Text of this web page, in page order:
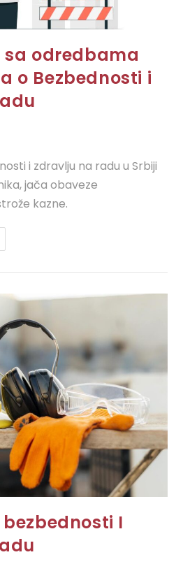
sa odredbama
o Bezbednosti i
i zdravlju na radu u Srbiji
jača obaveze
kazne.
I